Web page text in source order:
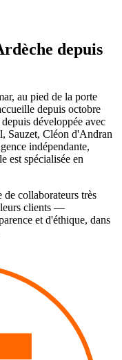
depuis
au pied de la porte
depuis octobre
développée avec
Sauzet, Cléon d'Andran
indépendante,
est spécialisée en
de collaborateurs très
leurs clients —
et d'éthique, dans